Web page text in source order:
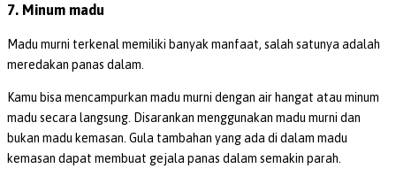
7. Minum madu
Madu murni terkenal memiliki banyak manfaat, salah satunya adalah
meredakan panas dalam.
Kamu bisa mencampurkan madu murni dengan air hangat atau minum
madu secara langsung. Disarankan menggunakan madu murni dan
bukan madu kemasan. Gula tambahan yang ada di dalam madu
kemasan dapat membuat gejala panas dalam semakin parah.